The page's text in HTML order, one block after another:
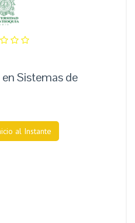
Sistemas de
al Instante